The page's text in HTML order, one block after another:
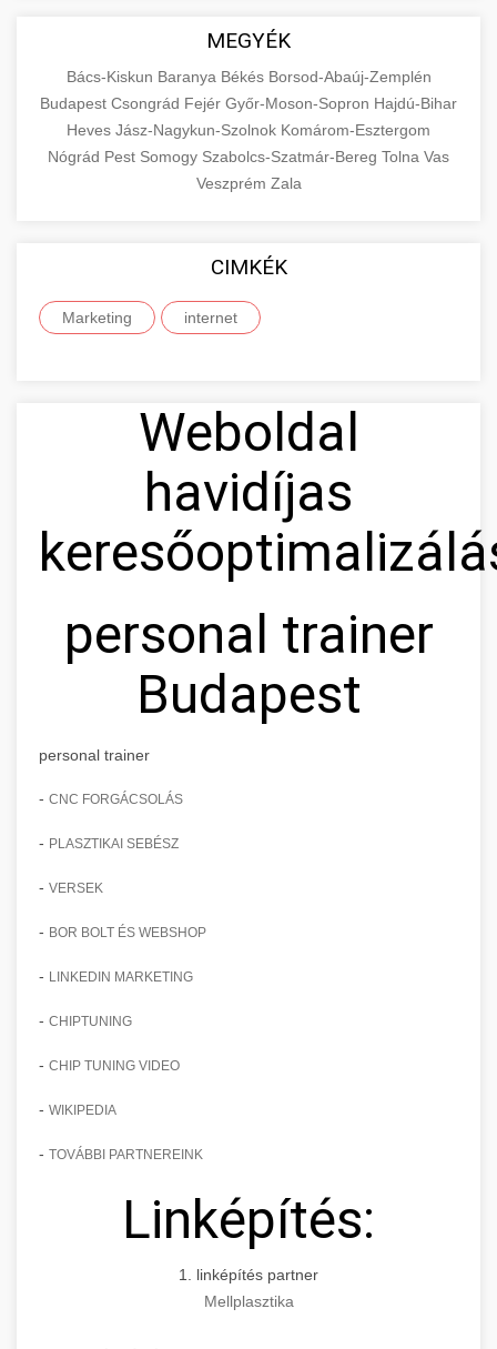
MEGYÉK
Bács-Kiskun Baranya Békés Borsod-Abaúj-Zemplén
Budapest Csongrád Fejér Győr-Moson-Sopron Hajdú-Bihar
Heves Jász-Nagykun-Szolnok Komárom-Esztergom
Nógrád Pest Somogy Szabolcs-Szatmár-Bereg Tolna Vas
Veszprém Zala
CIMKÉK
Marketing internet
Weboldal
havidíjas
personal trainer
Budapest
personal trainer
- CNC FORGÁCSOLÁS
- PLASZTIKAI SEBÉSZ
- VERSEK
- BOR BOLT ÉS WEBSHOP
- LINKEDIN MARKETING
- CHIPTUNING
- CHIP TUNING VIDEO
- WIKIPEDIA
- TOVÁBBI PARTNEREINK
Linképítés:
1. linképítés partner
Mellplasztika